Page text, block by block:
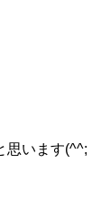
思います(^^;